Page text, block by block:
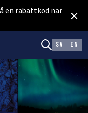
en rabattkod när
×
SV EN